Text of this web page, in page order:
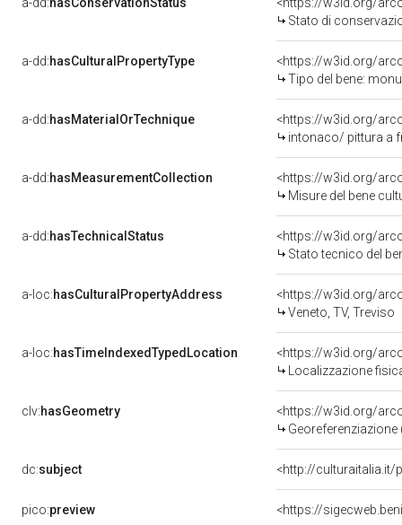
Stato di
a-dd:hasCulturalPropertyType
<https://w3id.org/
Tipo del bene:
a-dd:hasMaterialOrTechnique
<https://w3id.org/
intonaco/ pittura a
a-dd:hasMeasurementCollection
<https://w3id.org/
Misure del bene
a-dd:hasTechnicalStatus
<https://w3id.org/
Stato tecnico del
a-loc:hasCulturalPropertyAddress
<https://w3id.org/
Veneto, TV, Treviso
a-loc:hasTimeIndexedTypedLocation
<https://w3id.org/
Localizzazione
clv:hasGeometry
<https://w3id.org/
Georeferenziazione
dc:subject <http://culturaitalia.it/
pico:preview <https://